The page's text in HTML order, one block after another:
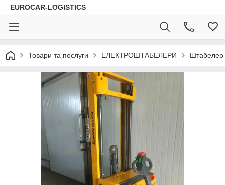
EUROCAR-LOGISTICS
Товари та послуги ЕЛЕКТРОШТАБЕЛЕРИ Штабелер